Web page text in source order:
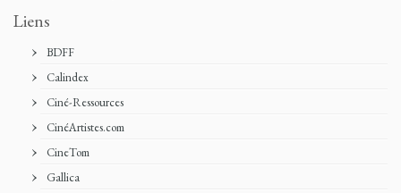
Liens
BDFF
Calindex
Ciné-Ressources
CinéArtistes.com
CineTom
Gallica